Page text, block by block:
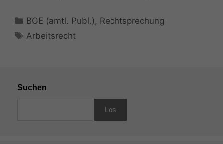
Kategorien
BGE (amtl. Publ.) , Rechtsprechung
Schlagwörter
Arbeitsrecht
Suchen